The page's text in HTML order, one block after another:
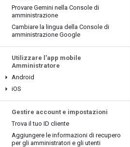
Provare Gemini nella Console di
amministrazione
Cambiare la lingua della Console di
amministrazione Google
Utilizzare l'app mobile
Amministratore
Android
iOS
Gestire account e impostazioni
Trova il tuo ID cliente
Aggiungere le informazioni di recupero
per gli amministratori e gli utenti